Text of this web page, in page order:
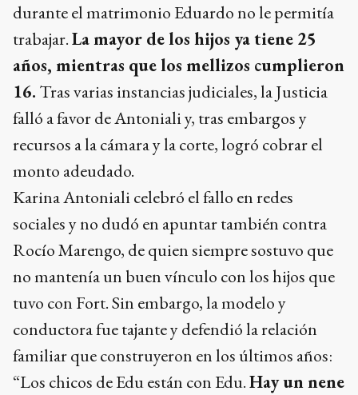
durante el matrimonio Eduardo no le permitía
trabajar.La mayor de los hijos ya tiene 25
años, mientras que los mellizos cumplieron
16. Tras varias instancias judiciales, la Justicia
falló a favor de Antoniali y, tras embargos y
recursos a la cámara y la corte, logró cobrar el
monto adeudado.
Karina Antoniali celebró el fallo en redes
sociales y no dudó en apuntar también contra
Rocío Marengo, de quien siempre sostuvo que
no mantenía un buen vínculo con los hijos que
tuvo con Fort. Sin embargo, la modelo y
conductora fue tajante y defendió la relación
familiar que construyeron en los últimos años:
“Los chicos de Edu están con Edu.Hay un nene